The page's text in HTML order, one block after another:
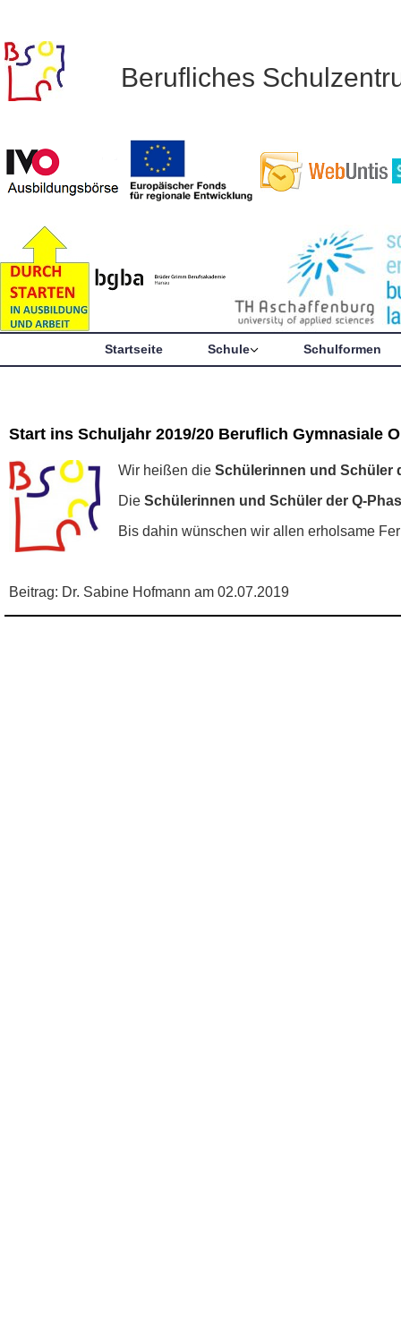
Berufliches
Startseite Schule Schulformen
Start ins Schuljahr 2019/20 Beruflich Gymnasiale
Wir heißen die Schülerinnen und Schüler
Die Schülerinnen und Schüler der Q-
Bis dahin wünschen wir allen erholsame
Beitrag: Dr. Sabine Hofmann am 02.07.2019